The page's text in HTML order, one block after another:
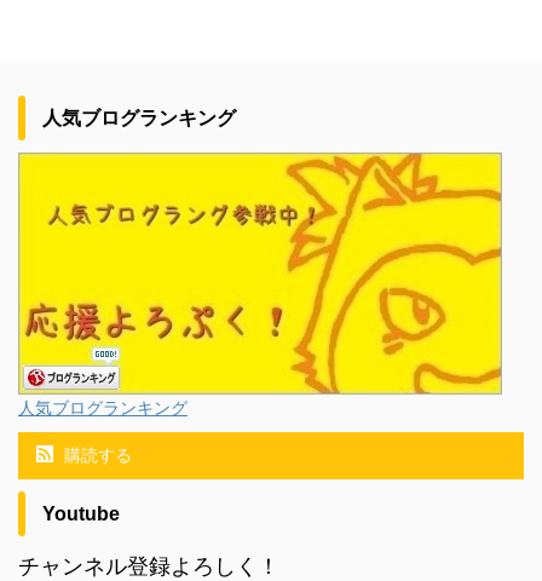
人気ブログランキング
人気ブログランキング
購読する
Youtube
チャンネル登録よろしく！